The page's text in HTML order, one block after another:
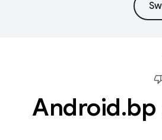
.bp